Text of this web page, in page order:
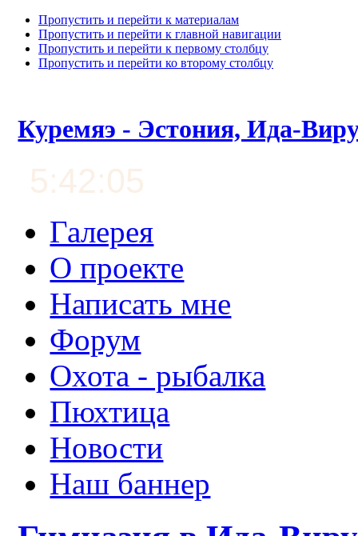
Пропустить и перейти к материалам
Пропустить и перейти к главной навигации
Пропустить и перейти к первому столбцу
Пропустить и перейти ко второму столбцу
Куремяэ - Эстония, Ида-
5:42:06
Галерея
О проекте
Написать мне
Форум
Охота - рыбалка
Пюхтица
Новости
Наш баннер